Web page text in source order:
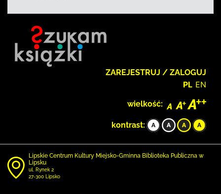
ZAREJESTRUJ / ZALOGUJ
PL EN
wielkość:
kontrast:
Lipskie Centrum Kultury Miejsko-Gminna Biblioteka Publiczna w
Lipsku
ul. Rynek 2
27-300 Lipsko